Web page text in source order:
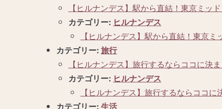
【ヒルナンデス】駅から直結！東京ミッ
カテゴリー: ヒルナンデス
【ヒルナンデス】駅から直結！東京
カテゴリー: 旅行
【ヒルナンデス】旅行するならココに決
カテゴリー: ヒルナンデス
【ヒルナンデス】旅行するならココ
カテゴリー: 生活